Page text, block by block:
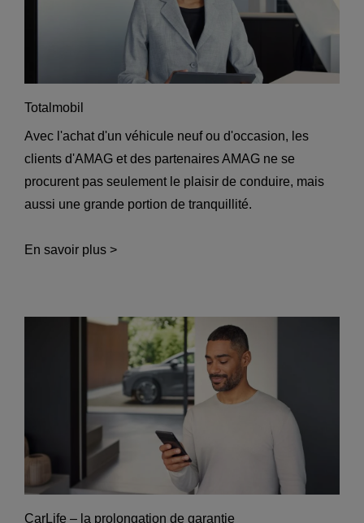
Totalmobil
Avec l'achat d'un véhicule neuf ou d'occasion, les
clients d'AMAG et des partenaires AMAG ne se
procurent pas seulement le plaisir de conduire, mais
aussi une grande portion de tranquillité.
En savoir plus >
CarLife – la prolongation de garantie